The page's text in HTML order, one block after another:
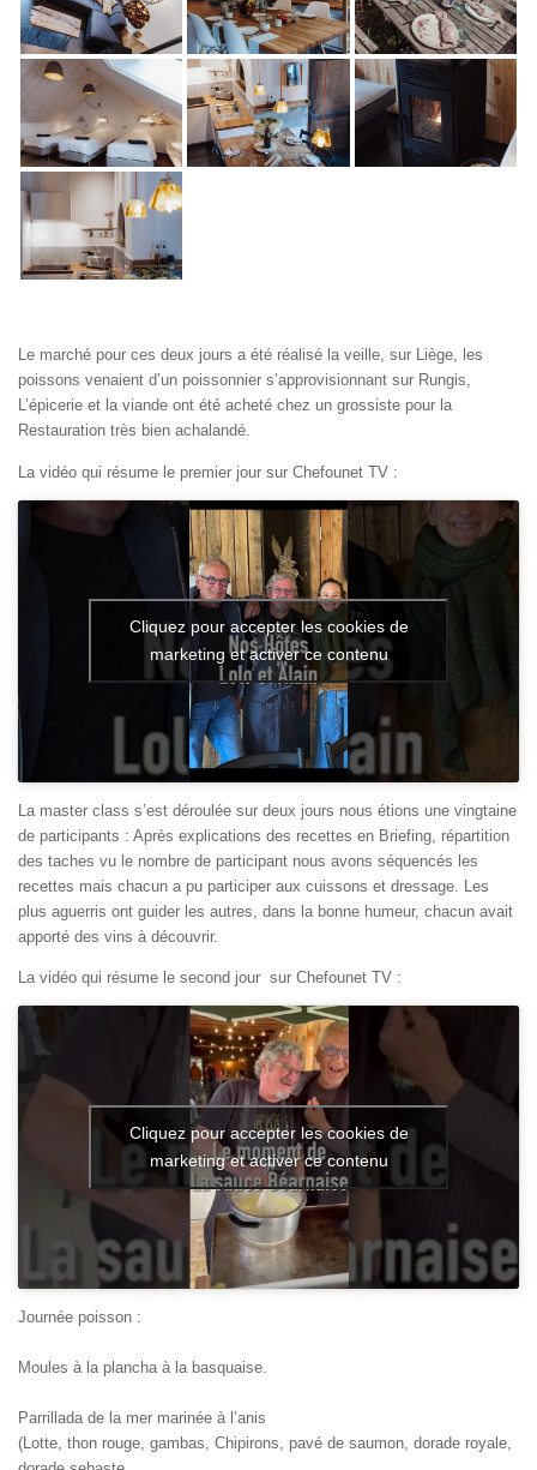
Le marché pour ces deux jours a été réalisé la veille, sur Liège, les
poissons venaient d’un poissonnier s’approvisionnant sur Rungis,
L’épicerie et la viande ont été acheté chez un grossiste pour la
Restauration très bien achalandé.
La vidéo qui résume le premier jour sur Chefounet TV :
Cliquez pour accepter les cookies de
marketing et activer ce contenu
La master class s’est déroulée sur deux jours nous étions une vingtaine
de participants : Après explications des recettes en Briefing, répartition
des taches vu le nombre de participant nous avons séquencés les
recettes mais chacun a pu participer aux cuissons et dressage. Les
plus aguerris ont guider les autres, dans la bonne humeur, chacun avait
apporté des vins à découvrir.
La vidéo qui résume le second jour sur Chefounet TV :
Cliquez pour accepter les cookies de
marketing et activer ce contenu
Journée poisson :
Moules à la plancha à la basquaise.
Parrillada de la mer marinée à l’anis
(Lotte, thon rouge, gambas, Chipirons, pavé de saumon, dorade royale,